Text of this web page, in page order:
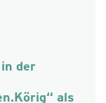
der
als